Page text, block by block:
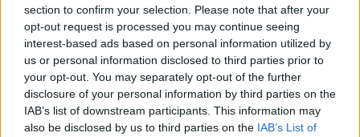
section to confirm your selection. Please note that after your
opt-out request is processed you may continue seeing
interest-based ads based on personal information utilized by
us or personal information disclosed to third parties prior to
your opt-out. You may separately opt-out of the further
disclosure of your personal information by third parties on the
IAB’s list of downstream participants. This information may
also be disclosed by us to third parties on the IAB’s List of
Commenti